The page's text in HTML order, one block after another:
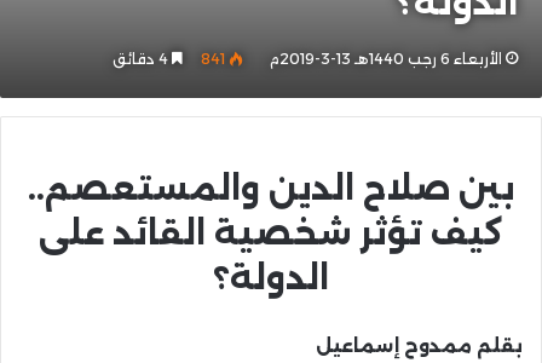
الأربعاء 6 رجب 1440هـ 13-3-2019م 841
بين صلاح الدين والمستعصم..
كيف تؤثر شخصية القائد على
الدولة؟
بقلم ممدوح إسماعيل